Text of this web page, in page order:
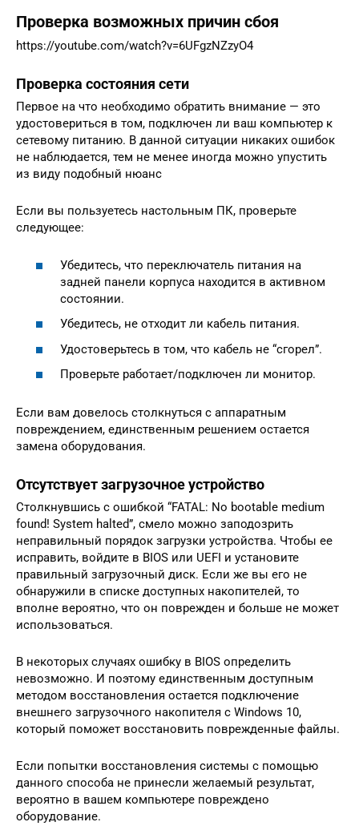
Проверка возможных причин сбоя
https://youtube.com/watch?v=6UFgzNZzyO4
Проверка состояния сети
Первое на что необходимо обратить внимание — это
удостовериться в том, подключен ли ваш компьютер к
сетевому питанию. В данной ситуации никаких ошибок
не наблюдается, тем не менее иногда можно упустить
из виду подобный нюанс
Если вы пользуетесь настольным ПК, проверьте
следующее:
Убедитесь, что переключатель питания на
задней панели корпуса находится в активном
состоянии.
Убедитесь, не отходит ли кабель питания.
Удостоверьтесь в том, что кабель не “сгорел”.
Проверьте работает/подключен ли монитор.
Если вам довелось столкнуться с аппаратным
повреждением, единственным решением остается
замена оборудования.
Отсутствует загрузочное устройство
Столкнувшись с ошибкой “FATAL: No bootable medium
found! System halted”, смело можно заподозрить
неправильный порядок загрузки устройства. Чтобы ее
исправить, войдите в BIOS или UEFI и установите
правильный загрузочный диск. Если же вы его не
обнаружили в списке доступных накопителей, то
вполне вероятно, что он поврежден и больше не может
использоваться.
В некоторых случаях ошибку в BIOS определить
невозможно. И поэтому единственным доступным
методом восстановления остается подключение
внешнего загрузочного накопителя с Windows 10,
который поможет восстановить поврежденные файлы.
Если попытки восстановления системы с помощью
данного способа не принесли желаемый результат,
вероятно в вашем компьютере повреждено
оборудование.